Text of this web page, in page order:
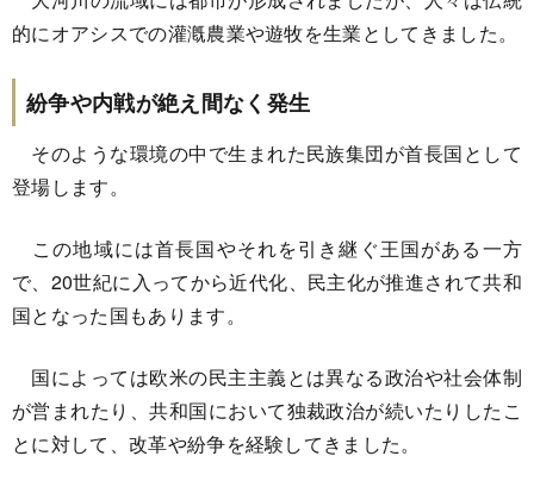
的にオアシスでの灌漑農業や遊牧を生業としてきました。
紛争や内戦が絶え間なく発生
そのような環境の中で生まれた民族集団が首長国として
登場します。
この地域には首長国やそれを引き継ぐ王国がある一方
で、20世紀に入ってから近代化、民主化が推進されて共和
国となった国もあります。
国によっては欧米の民主主義とは異なる政治や社会体制
が営まれたり、共和国において独裁政治が続いたりしたこ
とに対して、改革や紛争を経験してきました。